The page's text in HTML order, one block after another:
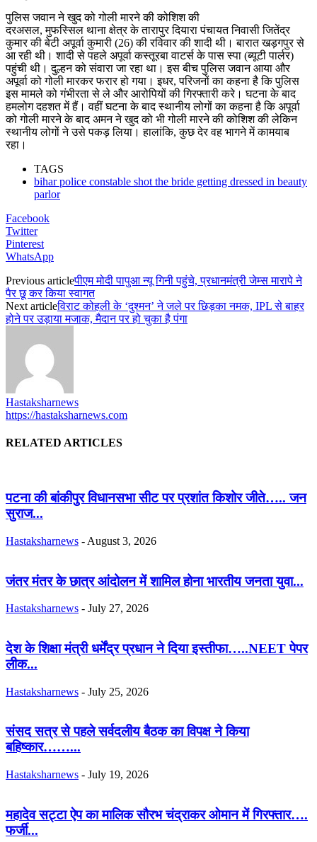
पुलिस जवान ने खुद को गोली मारने की कोशिश की
दरअसल, मुफस्सिल थाना क्षेत्र के तारापुर दियारा पंचायत निवासी जितेंद्र
कुमार की बेटी अपूर्वा कुमारी (26) की रविवार की शादी थी। बारात खड़गपुर से
आ रही थी। शादी से पहले अपूर्वा कस्तूरबा वाटर्स के पास स्पा (ब्यूटी पार्लर)
पहुंची थी। दुल्हन को संवारा जा रहा था। इस बीच पुलिस जवान आया और
अपूर्वा को गोली मारकर फरार हो गया। इधर, परिजनों का कहना है कि पुलिस
इस मामले को गंभीरता से ले और आरोपियों की गिरफ्तारी करे। घटना के बाद
हमलोग दहशत में हैं। वहीं घटना के बाद स्थानीय लोगों का कहना है कि अपूर्वा
को गोली मारने के बाद अमन ने खुद को भी गोली मारने की कोशिश की लेकिन
स्थानीय लोगों ने उसे पकड़ लिया। हालांकि, कुछ देर वह भागने में कामयाब
रहा।
TAGS
bihar police constable shot the bride getting dressed in beauty
parlor
Facebook
Twitter
Pinterest
WhatsApp
Previous articleपीएम मोदी पापुआ न्यू गिनी पहुंचे, प्रधानमंत्री जेम्स मारापे ने
पैर छू कर किया स्वागत
Next articleविराट कोहली के ‘दुश्मन’ ने जले पर छिड़का नमक, IPL से बाहर
होने पर उड़ाया मजाक, मैदान पर हो चुका है पंगा
Hastaksharnews
https://hastaksharnews.com
RELATED ARTICLES
पटना की बांकीपुर विधानसभा सीट पर प्रशांत किशोर जीते….. जन
सुराज...
Hastaksharnews - August 3, 2026
जंतर मंतर के छात्र आंदोलन में शामिल होना भारतीय जनता युवा...
Hastaksharnews - July 27, 2026
देश के शिक्षा मंत्री धर्मेंद्र प्रधान ने दिया इस्तीफा…..NEET पेपर
लीक...
Hastaksharnews - July 25, 2026
संसद सत्र से पहले सर्वदलीय बैठक का विपक्ष ने किया
बहिष्कार……...
Hastaksharnews - July 19, 2026
महादेव सट्टा ऐप का मालिक सौरभ चंद्राकर ओमान में गिरफ्तार….
फर्जी...